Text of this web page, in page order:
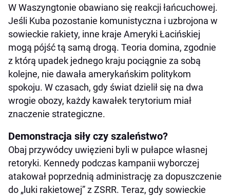
W Waszyngtonie obawiano się reakcji łańcuchowej.
Jeśli Kuba pozostanie komunistyczna i uzbrojona w
sowieckie rakiety, inne kraje Ameryki Łacińskiej
mogą pójść tą samą drogą. Teoria domina, zgodnie
z którą upadek jednego kraju pociągnie za sobą
kolejne, nie dawała amerykańskim politykom
spokoju. W czasach, gdy świat dzielił się na dwa
wrogie obozy, każdy kawałek terytorium miał
znaczenie strategiczne.
Demonstracja siły czy szaleństwo?
Obaj przywódcy uwięzieni byli w pułapce własnej
retoryki. Kennedy podczas kampanii wyborczej
atakował poprzednią administrację za dopuszczenie
do „luki rakietowej” z ZSRR. Teraz, gdy sowieckie